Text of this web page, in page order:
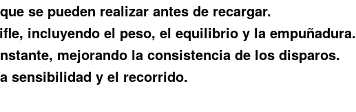
se pueden realizar antes de recargar.
incluyendo el peso, el equilibrio y la empuñadura.
mejorando la consistencia de los disparos.
sensibilidad y el recorrido.